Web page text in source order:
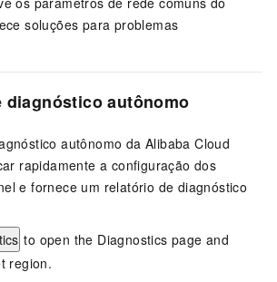
soluções para problemas
diagnóstico autônomo
autônomo da Alibaba Cloud
rapidamente a configuração dos
e fornece um relatório de diagnóstico
to open the Diagnostics page and
region.